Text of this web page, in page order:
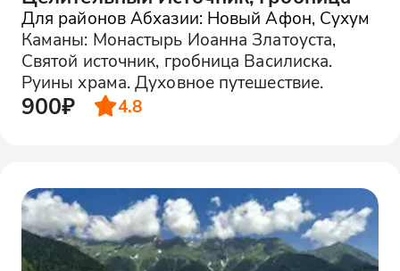
Для районов Абхазии: Новый Афон, Сухум
Каманы: Монастырь Иоанна Златоуста,
Святой источник, гробница Василиска.
Руины храма. Духовное путешествие.
900₽ 4.8